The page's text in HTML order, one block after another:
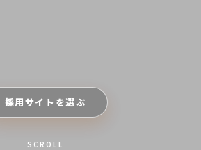
採用サイトを選ぶ
SCROLL